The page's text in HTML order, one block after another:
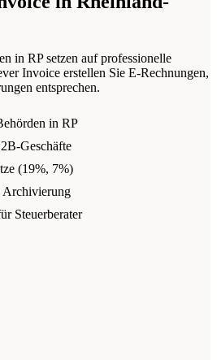
in RP setzen auf professionelle
Invoice erstellen Sie E-Rechnungen,
entsprechen.
in RP
Geschäfte
(19%, 7%)
Steuerberater